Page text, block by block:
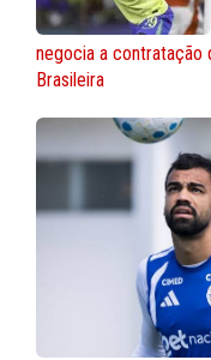
negocia a contratação
Brasileira